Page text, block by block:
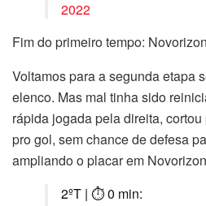
2022
Fim do primeiro tempo:
Voltamos para a segunda etapa
elenco. Mas mal tinha sido
rápida jogada pela direita,
pro gol, sem chance de defesa
ampliando o placar em
2ºT | ⏱ 0 min: